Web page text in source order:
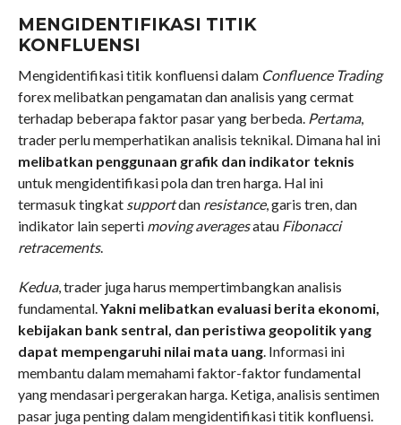
MENGIDENTIFIKASI TITIK
KONFLUENSI
Mengidentifikasi titik konfluensi dalam Confluence Trading
forex melibatkan pengamatan dan analisis yang cermat
terhadap beberapa faktor pasar yang berbeda. Pertama,
trader perlu memperhatikan analisis teknikal. Dimana hal ini
melibatkan penggunaan grafik dan indikator teknis
untuk mengidentifikasi pola dan tren harga. Hal ini
termasuk tingkat supportdan resistance, garis tren, dan
indikator lain seperti moving averagesatau Fibonacci
retracements.
Kedua, trader juga harus mempertimbangkan analisis
fundamental.Yakni melibatkan evaluasi berita ekonomi,
kebijakan bank sentral, dan peristiwa geopolitik yang
dapat mempengaruhi nilai mata uang. Informasi ini
membantu dalam memahami faktor-faktor fundamental
yang mendasari pergerakan harga. Ketiga, analisis sentimen
pasar juga penting dalam mengidentifikasi titik konfluensi.